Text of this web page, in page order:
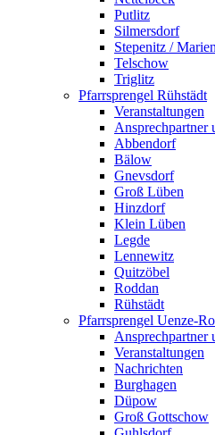
Putlitz
Silmersdorf
Stepenitz /
Telschow
Triglitz
Pfarrsprengel Rühstädt
Veranstaltungen
Ansprechpartner
Abbendorf
Bälow
Gnevsdorf
Groß Lüben
Hinzdorf
Klein Lüben
Legde
Lennewitz
Quitzöbel
Roddan
Rühstädt
Pfarrsprengel Uenze-
Ansprechpartner
Veranstaltungen
Nachrichten
Burghagen
Düpow
Groß Gottschow